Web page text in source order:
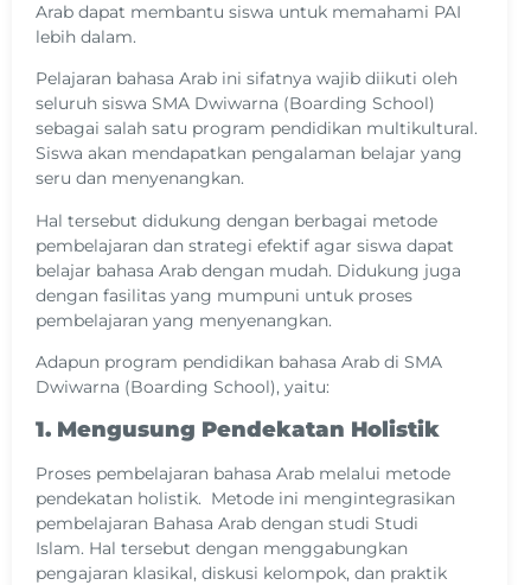
Arab dapat membantu siswa untuk memahami PAI
lebih dalam.
Pelajaran bahasa Arab ini sifatnya wajib diikuti oleh
seluruh siswa SMA Dwiwarna (Boarding School)
sebagai salah satu program pendidikan multikultural.
Siswa akan mendapatkan pengalaman belajar yang
seru dan menyenangkan.
Hal tersebut didukung dengan berbagai metode
pembelajaran dan strategi efektif agar siswa dapat
belajar bahasa Arab dengan mudah. Didukung juga
dengan fasilitas yang mumpuni untuk proses
pembelajaran yang menyenangkan.
Adapun program pendidikan bahasa Arab di SMA
Dwiwarna (Boarding School), yaitu:
1. Mengusung Pendekatan Holistik
Proses pembelajaran bahasa Arab melalui metode
pendekatan holistik. Metode ini mengintegrasikan
pembelajaran Bahasa Arab dengan studi Studi
Islam. Hal tersebut dengan menggabungkan
pengajaran klasikal, diskusi kelompok, dan praktik